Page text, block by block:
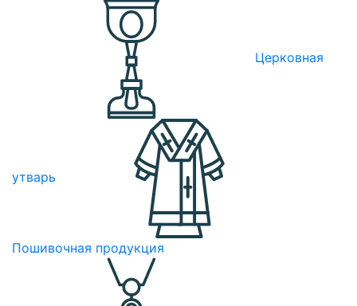
Церковная
утварь
Пошивочная продукция